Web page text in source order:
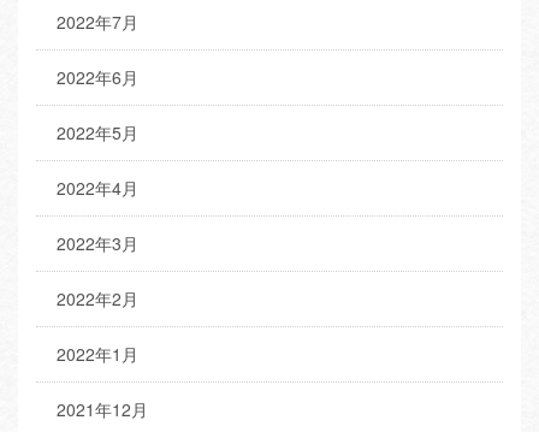
2022年7月
2022年6月
2022年5月
2022年4月
2022年3月
2022年2月
2022年1月
2021年12月